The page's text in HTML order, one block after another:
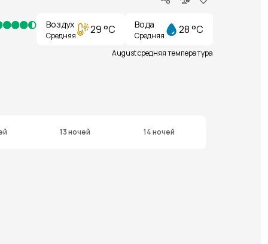
Воздух
Средняя 29 °C Вода
Средняя 28 °C
August средняя температура
13 ночей 14 ночей